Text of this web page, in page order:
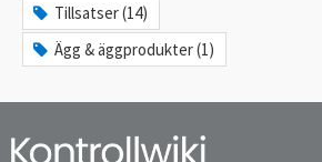
Tillsatser (14)
Ägg & äggprodukter (1)